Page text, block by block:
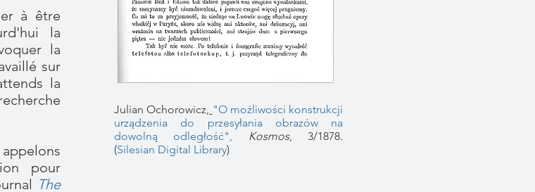
à être
la
la
sur
la
pour
The
Julian Ochorowicz, "O możliwości konstrukcji
urządzenia do przesyłania obrazów na
dowolną odległość", Kosmos, 3/1878.
(Silesian Digital Library)